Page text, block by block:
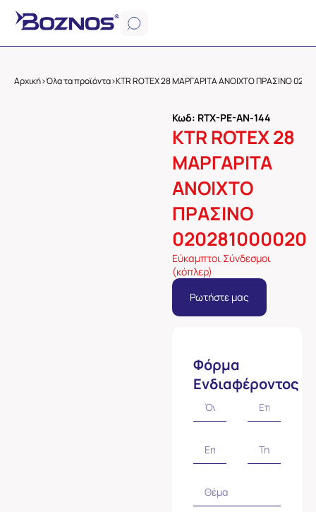
Αρχική>Όλα τα προϊόντα>KTR ROTEX 28 ΜΑΡΓΑΡΙΤΑ ΑΝΟΙΧΤΟ ΠΡΑΣΙΝΟ
Κωδ: RTX-PE-AN-144
KTR ROTEX 28
ΜΑΡΓΑΡΙΤΑ
ΑΝΟΙΧΤΟ
ΠΡΑΣΙΝΟ
020281000020
Εύκαμπτοι Σύνδεσμοι
(κόπλερ)
Ρωτήστε μας
Φόρμα
Ενδιαφέροντος